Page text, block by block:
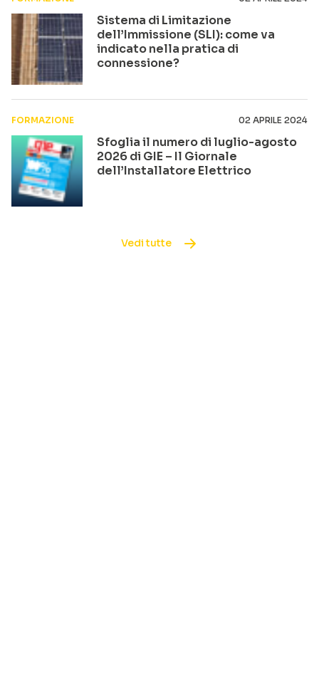
Sistema di Limitazione
dell’Immissione (SLI): come va
indicato nella pratica di
connessione?
FORMAZIONE 02 APRILE 2024
Sfoglia il numero di luglio-agosto
2026 di GIE – Il Giornale
dell’Installatore Elettrico
Vedi tutte